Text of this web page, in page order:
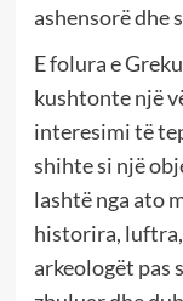
ashensorë dhe
E folura e
kushtonte një
interesimi të
shihte si një
lashtë nga ato
historira, luftra,
arkeologët pas